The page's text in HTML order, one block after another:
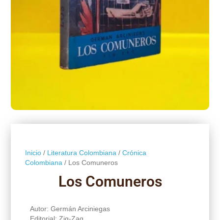
Inicio/ Literatura Colombiana / Crónica
Colombiana / Los Comuneros
Los Comuneros
Autor: Germán Arciniegas
Editorial: Zig-Zag